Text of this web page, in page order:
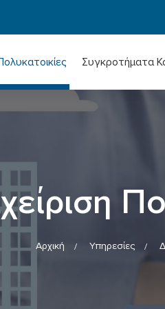
Συγκροτήματα
Αρχική Υπηρεσίες